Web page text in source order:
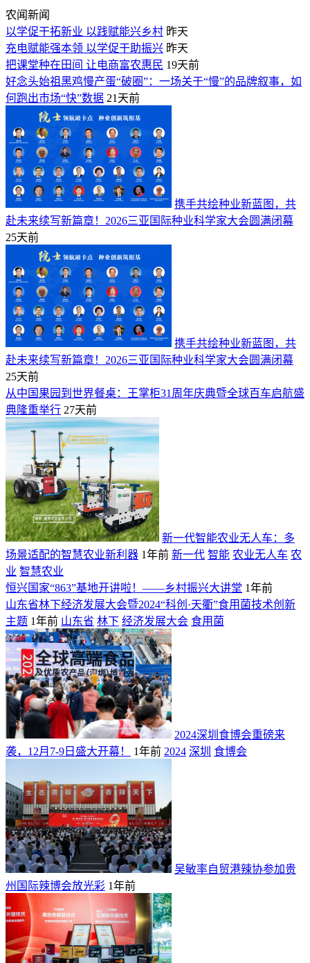
农闻新闻
以学促干拓新业 以践赋能兴乡村 昨天
充电赋能强本领 以学促干助振兴 昨天
把课堂种在田间 让电商富农惠民 19天前
好念头始祖黑鸡慢产蛋“破圈”：一场关于“慢”的品牌叙事，如
何跑出市场“快”数据 21天前
携手共绘种业新蓝图，共
赴未来续写新篇章！2026三亚国际种业科学家大会圆满闭幕
25天前
携手共绘种业新蓝图，共
赴未来续写新篇章！2026三亚国际种业科学家大会圆满闭幕
25天前
从中国果园到世界餐桌：王掌柜31周年庆典暨全球百车启航盛
典隆重举行 27天前
新一代智能农业无人车：多
场景适配的智慧农业新利器 1年前 新一代 智能 农业无人车 农
业 智慧农业
恒兴国家“863”基地开讲啦！——乡村振兴大讲堂 1年前
山东省林下经济发展大会暨2024“科创·天衢”食用菌技术创新
主题 1年前 山东省 林下 经济发展大会 食用菌
2024深圳食博会重磅来
袭，12月7-9日盛大开幕！
1年前 2024 深圳 食博会
吴敏率自贸港辣协参加贵
州国际辣博会放光彩 1年前